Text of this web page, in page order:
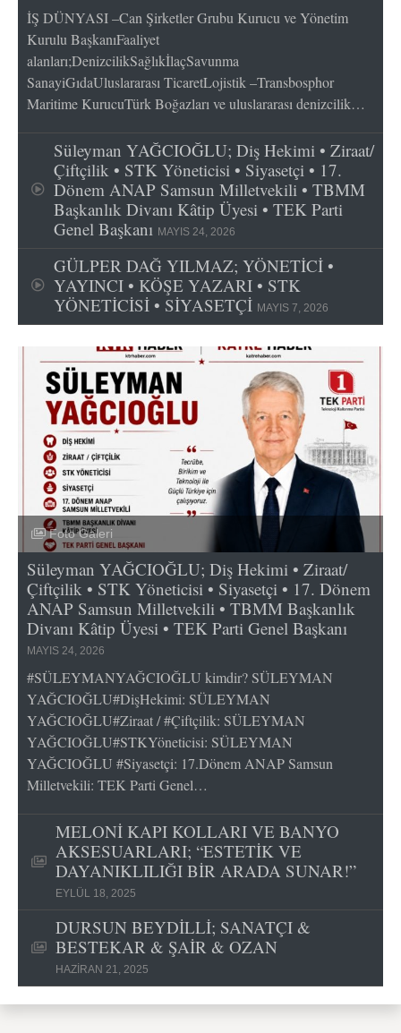
İŞ DÜNYASI –Can Şirketler Grubu Kurucu ve Yönetim
Kurulu BaşkanıFaaliyet
alanları;DenizcilikSağlıkİlaçSavunma
SanayiGıdaUluslararası TicaretLojistik –Transbosphor
Maritime KurucuTürk Boğazları ve uluslararası denizcilik…
Süleyman YAĞCIOĞLU; Diş Hekimi • Ziraat/
Çiftçilik • STK Yöneticisi • Siyasetçi • 17.
Dönem ANAP Samsun Milletvekili • TBMM
Başkanlık Divanı Kâtip Üyesi • TEK Parti
Genel Başkanı MAYIS 24, 2026
GÜLPER DAĞ YILMAZ; YÖNETİCİ •
YAYINCI • KÖŞE YAZARI • STK
YÖNETİCİSİ • SİYASETÇİ MAYIS 7, 2026
Foto Galeri
Süleyman YAĞCIOĞLU; Diş Hekimi • Ziraat/
Çiftçilik • STK Yöneticisi • Siyasetçi • 17. Dönem
ANAP Samsun Milletvekili • TBMM Başkanlık
Divanı Kâtip Üyesi • TEK Parti Genel Başkanı
MAYIS 24, 2026
#SÜLEYMANYAĞCIOĞLU kimdir? SÜLEYMAN
YAĞCIOĞLU#DişHekimi: SÜLEYMAN
YAĞCIOĞLU#Ziraat / #Çiftçilik: SÜLEYMAN
YAĞCIOĞLU#STKYöneticisi: SÜLEYMAN
YAĞCIOĞLU #Siyasetçi: 17.Dönem ANAP Samsun
Milletvekili: TEK Parti Genel…
MELONİ KAPI KOLLARI VE BANYO
AKSESUARLARI; “ESTETİK VE
DAYANIKLILIĞI BİR ARADA SUNAR!”
EYLÜL 18, 2025
DURSUN BEYDİLLİ; SANATÇI &
BESTEKAR & ŞAİR & OZAN
HAZIRAN 21, 2025